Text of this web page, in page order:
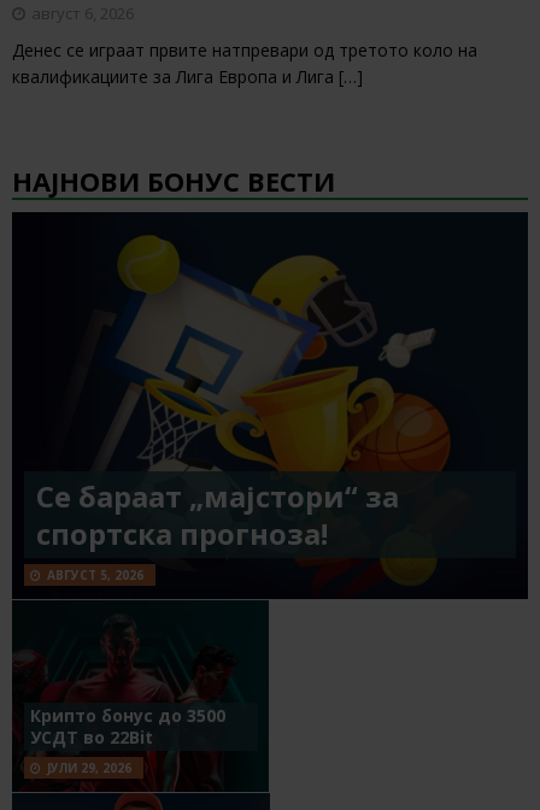
август 6, 2026
Денес се играат првите натпревари од третото коло на
квалификациите за Лига Европа и Лига […]
НАЈНОВИ БОНУС ВЕСТИ
Се бараат „мајстори“ за
спортска прогноза!
АВГУСТ 5, 2026
Крипто бонус до 3500
УСДТ во 22Bit
ЈУЛИ 29, 2026